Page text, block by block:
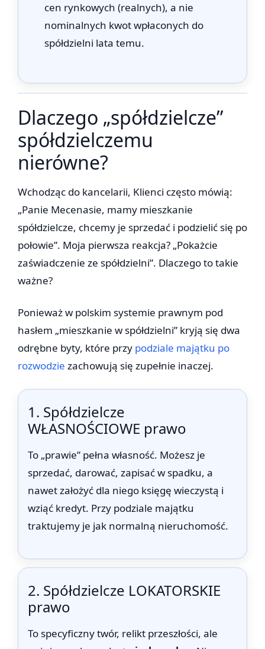
cen rynkowych (realnych), a nie
nominalnych kwot wpłaconych do
spółdzielni lata temu.
Dlaczego „spółdzielcze”
spółdzielczemu
nierówne?
Wchodząc do kancelarii, Klienci często mówią:
„Panie Mecenasie, mamy mieszkanie
spółdzielcze, chcemy je sprzedać i podzielić się po
połowie”. Moja pierwsza reakcja? „Pokażcie
zaświadczenie ze spółdzielni”. Dlaczego to takie
ważne?
Ponieważ w polskim systemie prawnym pod
hasłem „mieszkanie w spółdzielni” kryją się dwa
odrębne byty, które przy podziale majątku po
rozwodzie zachowują się zupełnie inaczej.
1. Spółdzielcze
WŁASNOŚCIOWE prawo
To „prawie” pełna własność. Możesz je
sprzedać, darować, zapisać w spadku, a
nawet założyć dla niego księgę wieczystą i
wziąć kredyt. Przy podziale majątku
traktujemy je jak normalną nieruchomość.
2. Spółdzielcze LOKATORSKIE
prawo
To specyficzny twór, relikt przeszłości, ale